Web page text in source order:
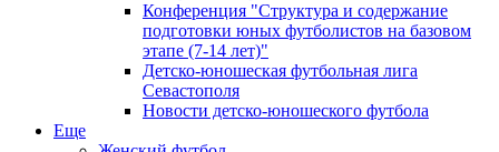
Конференция "Структура и содержание
подготовки юных футболистов на базовом
этапе (7-14 лет)"
Детско-юношеская футбольная лига
Севастополя
Новости детско-юношеского футбола
Еще